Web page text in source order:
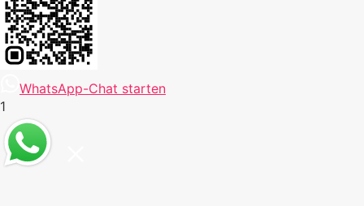
WhatsApp-Chat starten
1